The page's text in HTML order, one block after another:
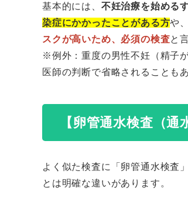
基本的には、 不妊治療を始める
染症にかかったことがある方や
スクが高いため、必須の検査と
※例外：重度の男性不妊（精子
医師の判断で省略されることも
【卵管通水検査（通
よく似た検査に「卵管通水検査
とは明確な違いがあります。